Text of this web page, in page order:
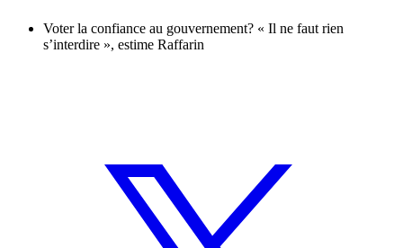
Voter la confiance au gouvernement? « Il ne faut rien
s’interdire », estime Raffarin